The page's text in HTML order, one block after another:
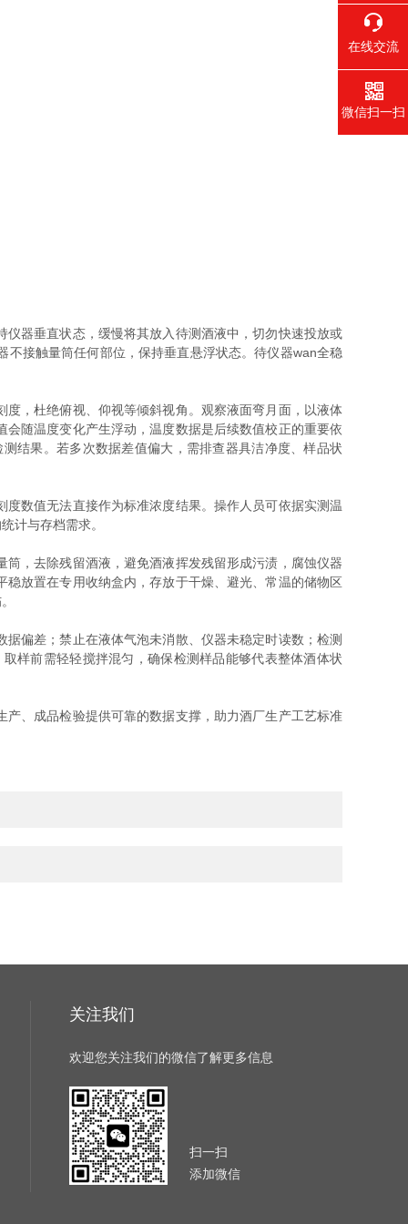
器垂直状态，缓慢将其放入待测酒液中，切勿快速投放或
接触量筒任何部位，保持垂直悬浮状态。待仪器wan全稳
，杜绝俯视、仰视等倾斜视角。观察液面弯月面，以液体
随温度变化产生浮动，温度数据是后续数值校正的重要依
结果。若多次数据差值偏大，需排查器具洁净度、样品状
数值无法直接作为标准浓度结果。操作人员可依据实测温
计与存档需求。
，去除残留酒液，避免酒液挥发残留形成污渍，腐蚀仪器
放置在专用收纳盒内，存放于干燥、避光、常温的储物区
偏差；禁止在液体气泡未消散、仪器未稳定时读数；检测
样前需轻轻搅拌混匀，确保检测样品能够代表整体酒体状
、成品检验提供可靠的数据支撑，助力酒厂生产工艺标准
关注我们
欢迎您关注我们的微信了解更多信息
扫一扫
添加微信
在线交流
微信扫一扫